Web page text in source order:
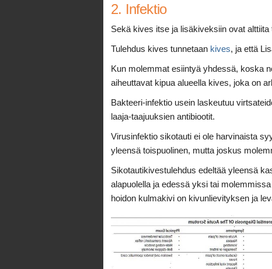
2. Infektio
Sekä kives itse ja lisäkiveksiin ovat
Tulehdus kives tunnetaan kives, ja että
Kun molemmat esiintyä yhdessä, koska
aiheuttavat kipua alueella kives, joka on
Bakteeri-infektio usein laskeutuu
laaja-taajuuksien antibiootit.
Virusinfektio sikotauti ei ole harvinaista
yleensä toispuolinen, mutta joskus
Sikotautikivestulehdus edeltää yleensä
alapuolella ja edessä yksi tai
hoidon kulmakivi on kivunlievityksen ja